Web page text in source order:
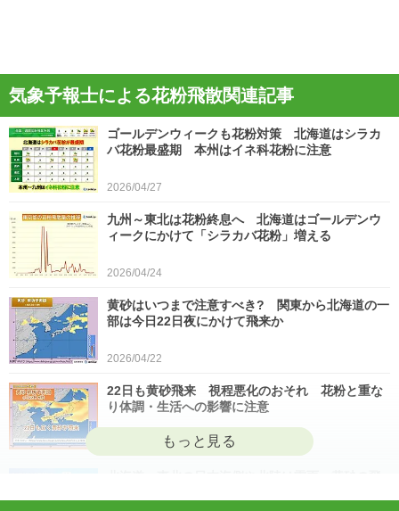
気象予報士による花粉飛散関連記事
ゴールデンウィークも花粉対策 北海道はシラカ
バ花粉最盛期 本州はイネ科花粉に注意
2026/04/27
九州～東北は花粉終息へ 北海道はゴールデンウ
ィークにかけて「シラカバ花粉」増える
2026/04/24
黄砂はいつまで注意すべき? 関東から北海道の一
部は今日22日夜にかけて飛来か
2026/04/22
22日も黄砂飛来 視程悪化のおそれ 花粉と重な
り体調・生活への影響に注意